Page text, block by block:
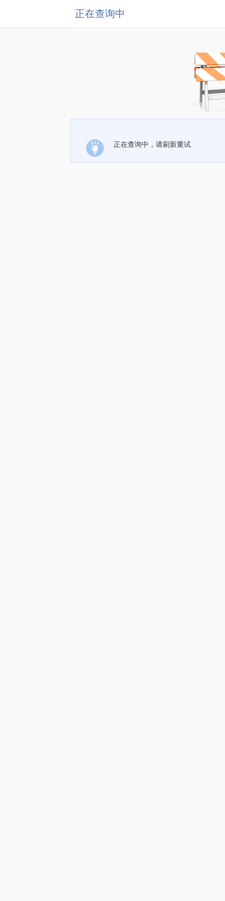
正在查询中
正在查询中，请刷新重试